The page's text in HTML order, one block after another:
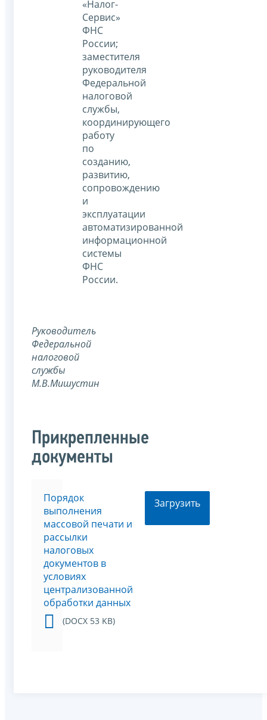
«Налог-
Сервис»
ФНС
России;
заместителя
руководителя
Федеральной
налоговой
службы,
координирующего
работу
по
созданию,
развитию,
сопровождению
и
эксплуатации
автоматизированной
информационной
системы
ФНС
России.
Руководитель
Федеральной
налоговой
службы
М.В.Мишустин
Прикрепленные
документы
Порядок
выполнения
массовой печати и
рассылки
налоговых
документов в
условиях
централизованной
обработки данных
(DOCX 53 KB)
Загрузить